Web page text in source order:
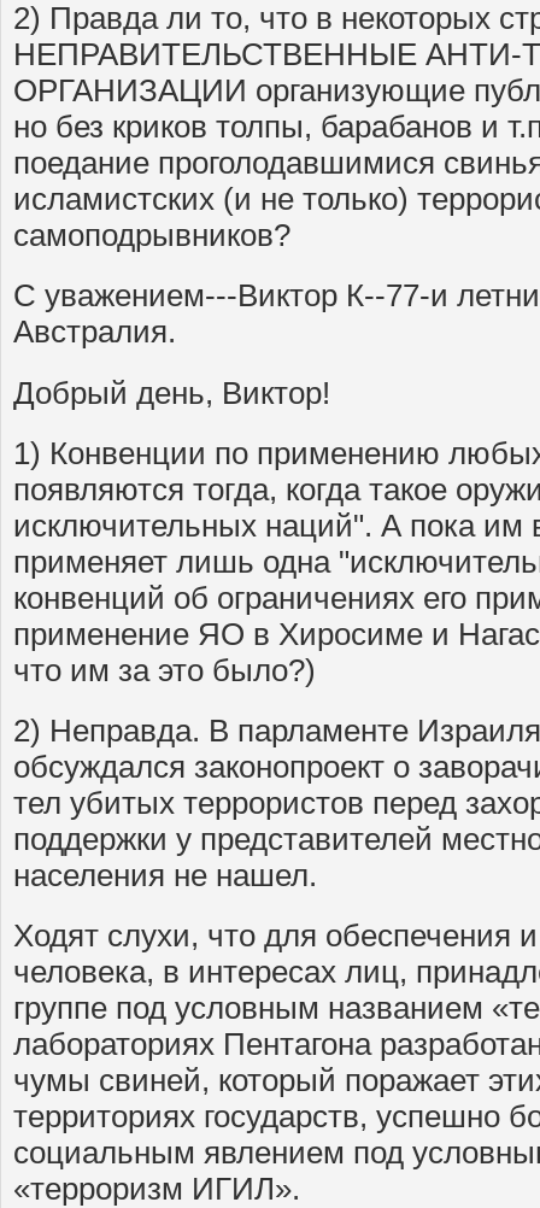
2) Правда ли то, что в некоторых
НЕПРАВИТЕЛЬСТВЕННЫЕ АНТИ-
ОРГАНИЗАЦИИ организующие
но без криков толпы, барабанов и
поедание проголодавшимися
исламистских (и не только)
самоподрывников?
С уважением---Виктор К--77-и
Австралия.
Добрый день, Виктор!
1) Конвенции по применению
появляются тогда, когда такое
исключительных наций". А пока им
применяет лишь одна
конвенций об ограничениях его
применение ЯО в Хиросиме и
что им за это было?)
2) Неправда. В парламенте
обсуждался законопроект о
тел убитых террористов перед
поддержки у представителей
населения не нашел.
Ходят слухи, что для обеспечения
человека, в интересах лиц,
группе под условным названием
лабораториях Пентагона
чумы свиней, который поражает
территориях государств, успешно
социальным явлением под
«терроризм ИГИЛ».